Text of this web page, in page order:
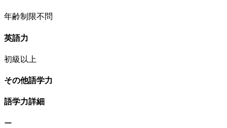
年齢制限不問
英語力
初級以上
その他語学力
語学力詳細
ー